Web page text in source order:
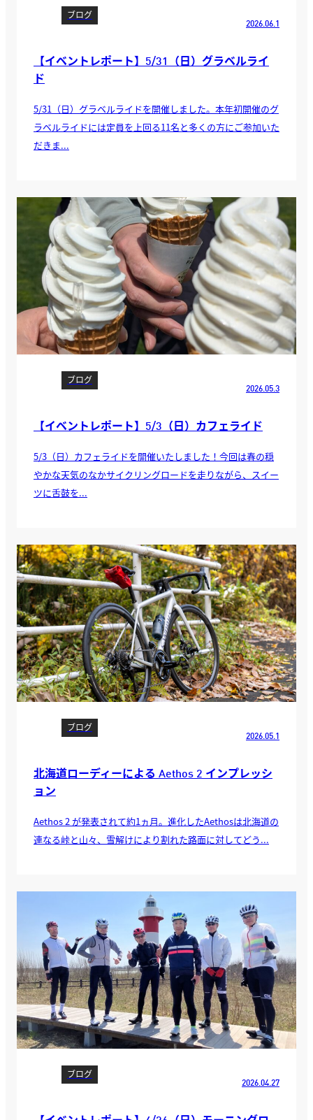
ブログ
2026.06.1
【イベントレポート】5/31（日）グラベルライ
ド
5/31（日）グラベルライドを開催しました。本年初開催のグ
ラベルライドには定員を上回る11名と多くの方にご参加いた
だきま...
ブログ
2026.05.3
【イベントレポート】5/3（日）カフェライド
5/3（日）カフェライドを開催いたしました！今回は春の穏
やかな天気のなかサイクリングロードを走りながら、スイー
ツに舌鼓を...
ブログ
2026.05.1
北海道ローディーによる Aethos 2 インプレッシ
ョン
Aethos 2 が発表されて約1ヵ月。進化したAethosは北海道の
連なる峠と山々、雪解けにより割れた路面に対してどう...
ブログ
2026.04.27